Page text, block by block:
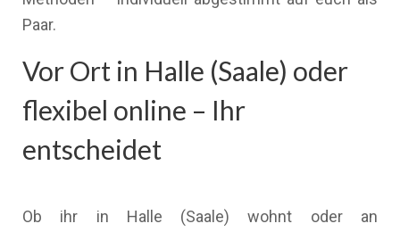
Paar.
Vor Ort in Halle (Saale) oder
flexibel online – Ihr
entscheidet
Ob ihr in Halle (Saale) wohnt oder an